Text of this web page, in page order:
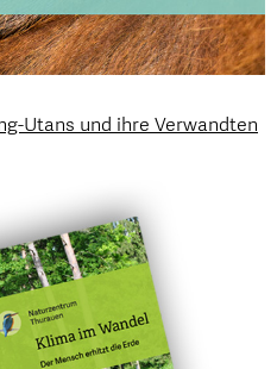
Utans und ihre Verwandten